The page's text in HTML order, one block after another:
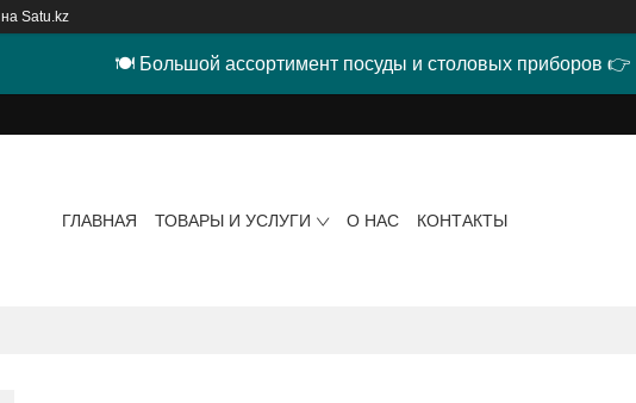
на Satu.kz
🍽 Большой ассортимент посуды и столовых приборов 👉
ГЛАВНАЯ ТОВАРЫ И УСЛУГИ О НАС КОНТАКТЫ